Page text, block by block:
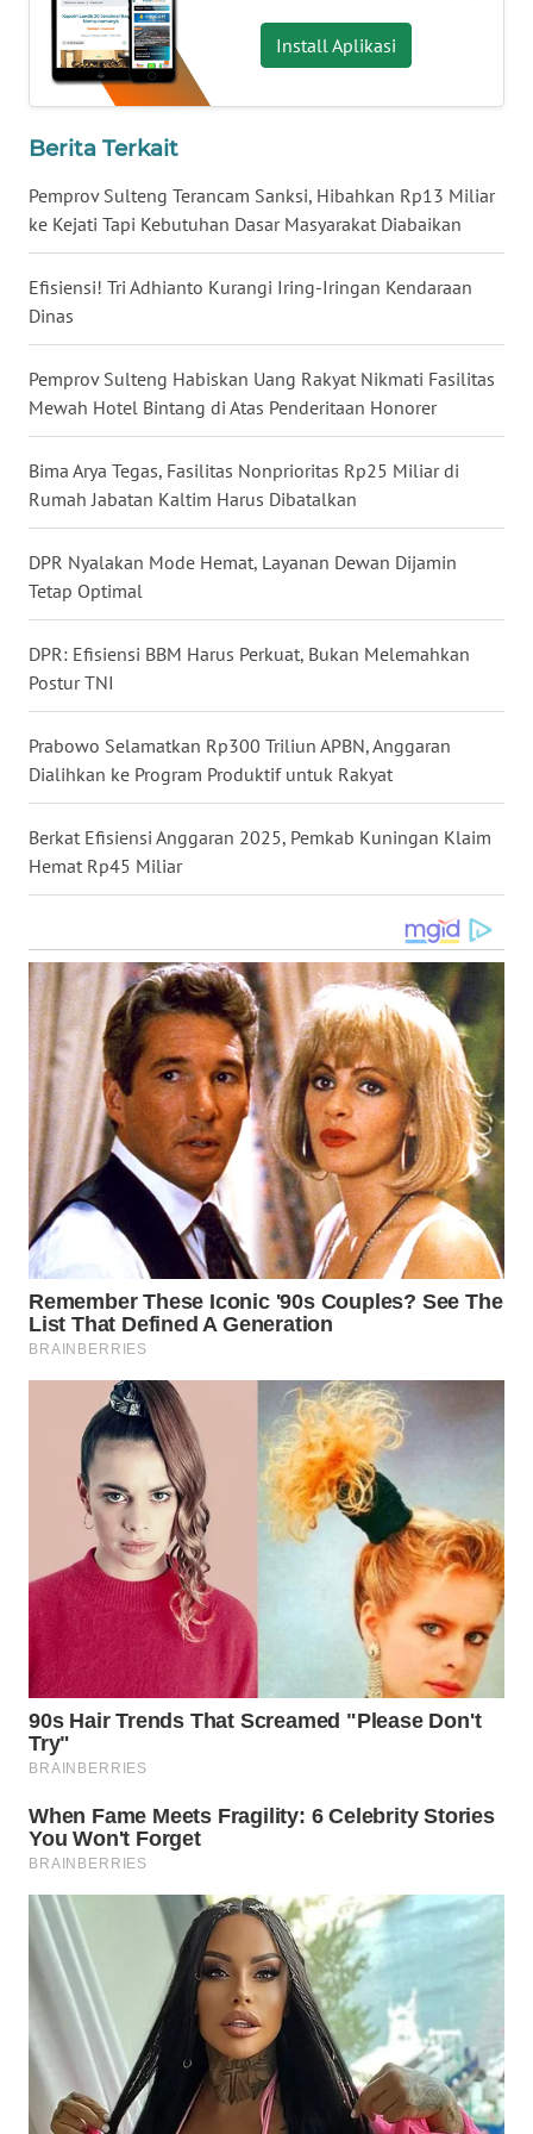
Install Aplikasi
Berita Terkait
Pemprov Sulteng Terancam Sanksi, Hibahkan Rp13 Miliar
ke Kejati Tapi Kebutuhan Dasar Masyarakat Diabaikan
Efisiensi! Tri Adhianto Kurangi Iring-Iringan Kendaraan
Dinas
Pemprov Sulteng Habiskan Uang Rakyat Nikmati Fasilitas
Mewah Hotel Bintang di Atas Penderitaan Honorer
Bima Arya Tegas, Fasilitas Nonprioritas Rp25 Miliar di
Rumah Jabatan Kaltim Harus Dibatalkan
DPR Nyalakan Mode Hemat, Layanan Dewan Dijamin
Tetap Optimal
DPR: Efisiensi BBM Harus Perkuat, Bukan Melemahkan
Postur TNI
Prabowo Selamatkan Rp300 Triliun APBN, Anggaran
Dialihkan ke Program Produktif untuk Rakyat
Berkat Efisiensi Anggaran 2025, Pemkab Kuningan Klaim
Hemat Rp45 Miliar
WN
TAPANULI
SELATAN
WN
LESUNG
KARO
SIMALUNGUN
WN
LABUHANBATU
WN
TAPANULI
TENGAH
WN DELI
TEBING
TINGGI
WN
PAKPAK
KARAWANG
WN
BEKASI
WN
BOGOR
WN
DEPOK
TAPANULI
UTARA
SAMOSIR
WN
PADANG
LAWAS
WN
SUMEDANG
WN
CIANJUR
WN
SERIBU
WN
TANGERANG
WN
BINJAI
WN
CIREBON